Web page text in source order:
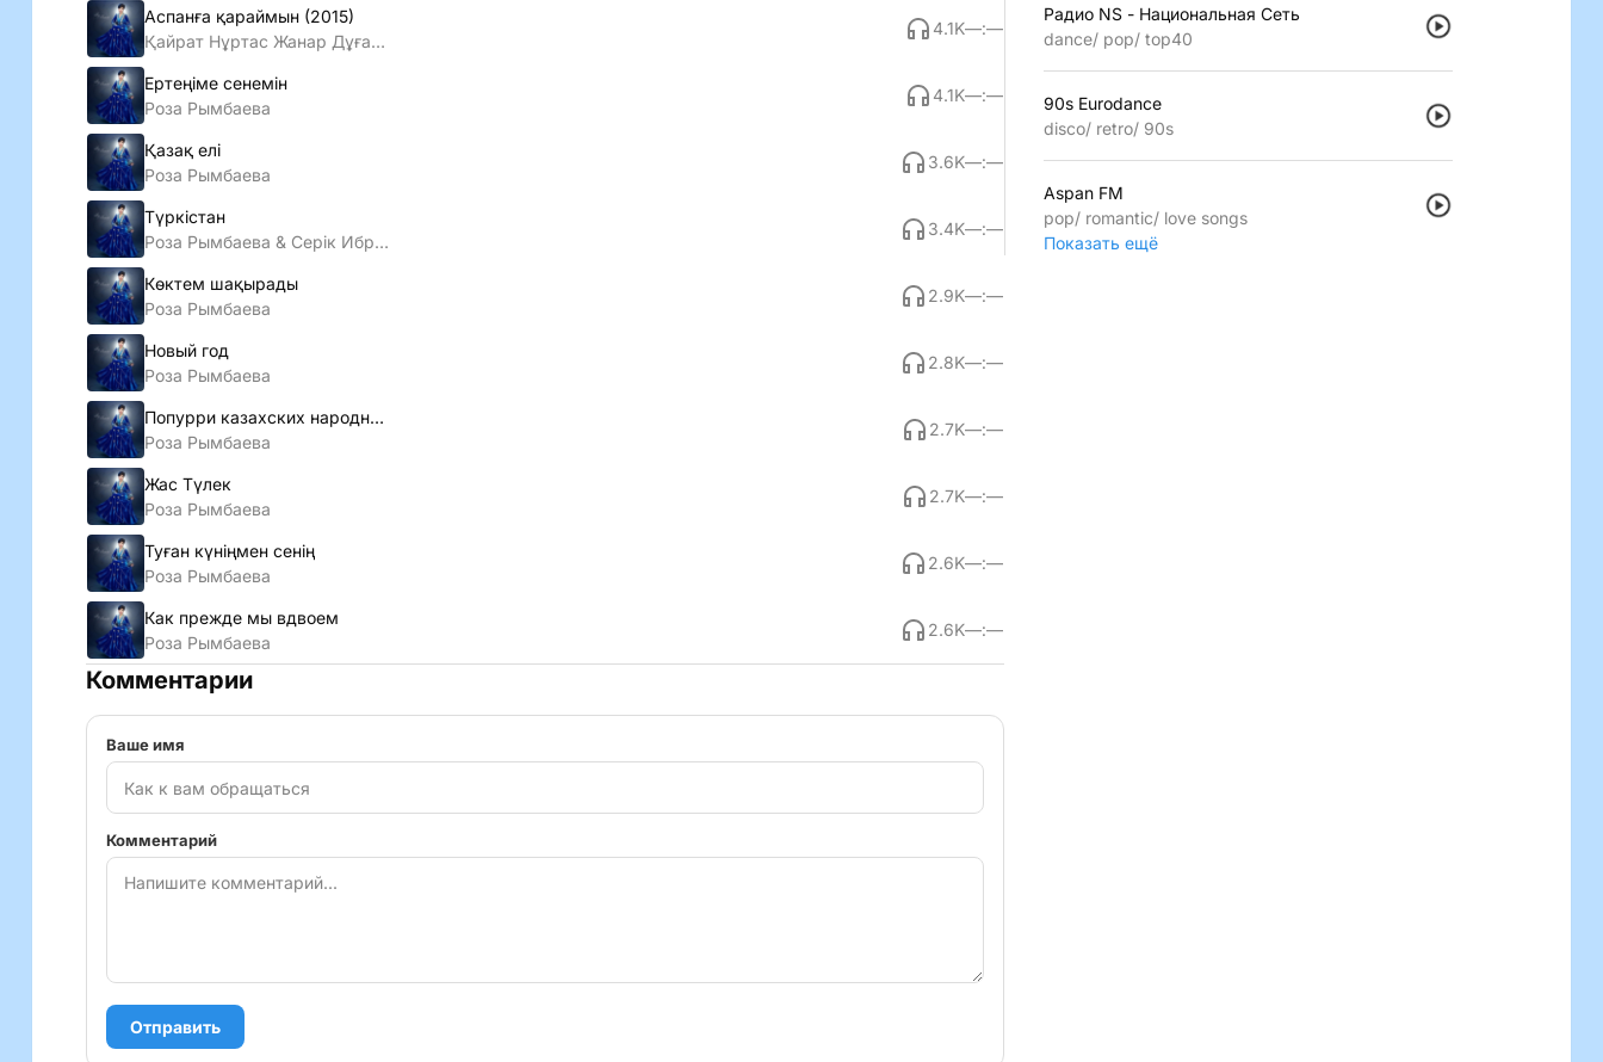
Аспанға қараймын (2015)
Қайрат Нұртас Жанар Дұғалова Абай Бегей Ерке Есмахан Музарт тобы Роза Рымбаева Арман Дүйсенов
4.1K—:—
Ертеңіме сенемін
Роза Рымбаева
4.1K—:—
Қазақ елі
Роза Рымбаева
3.6K—:—
Түркістан
Роза Рымбаева & Серік Ибрагимов
3.4K—:—
Көктем шақырады
Роза Рымбаева
2.9K—:—
Новый год
Роза Рымбаева
2.8K—:—
Попурри казахских народных песен
Роза Рымбаева
2.7K—:—
Жас Түлек
Роза Рымбаева
2.7K—:—
Туған күніңмен сенің
Роза Рымбаева
2.6K—:—
Как прежде мы вдвоем
Роза Рымбаева
2.6K—:—
Комментарии
Ваше имя
Комментарий
Отправить
Радио NS - Национальная Сеть
dance pop top40
90s Eurodance
disco retro 90s
Aspan FM
pop
romantic
love songs
Показать ещё